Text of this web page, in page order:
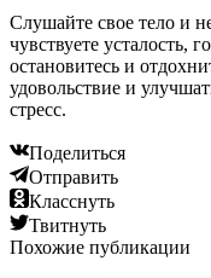
Слушайте свое тело и
чувствуете усталость,
остановитесь и
удовольствие и
стресс.
Поделиться
Отправить
Класснуть
Твитнуть
Похожие публикации